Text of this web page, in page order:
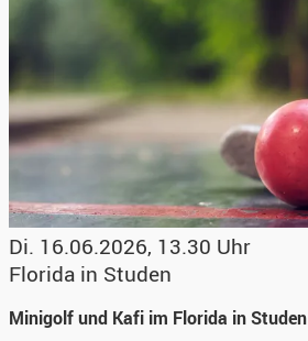
Di. 16.06.2026, 13.30 Uhr
Florida in Studen
Minigolf und Kafi im Florida in Studen